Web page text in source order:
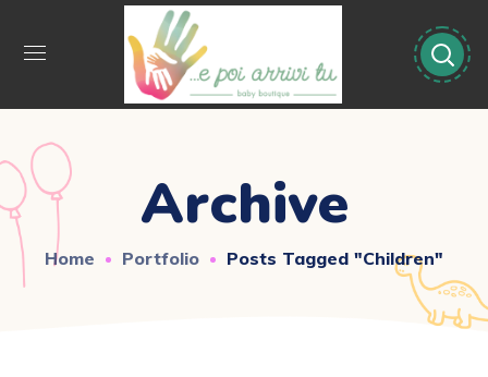
Archive
Home Portfolio Posts Tagged "children"